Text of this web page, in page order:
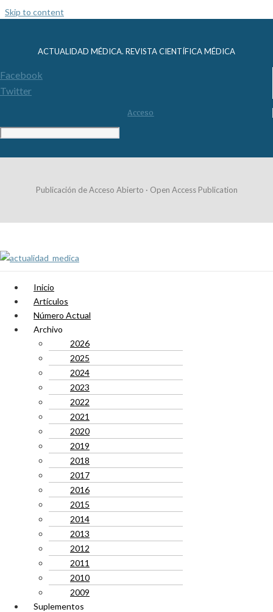
Skip to content
ACTUALIDAD MÉDICA. REVISTA CIENTÍFICA MÉDICA
Facebook
Twitter
Acceso
Publicación de Acceso Abierto · Open Access Publication
Inicio
Artículos
Número Actual
Archivo
2026
2025
2024
2023
2022
2021
2020
2019
2018
2017
2016
2015
2014
2013
2012
2011
2010
2009
Suplementos